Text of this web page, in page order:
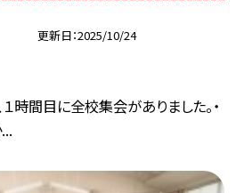
更新日 2025/10/24
１時間目に全校集会がありました。・